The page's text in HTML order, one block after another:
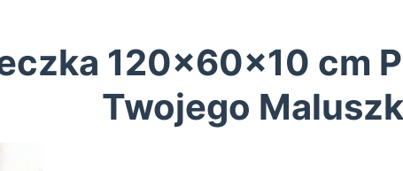
120x60x10 cm
Twojego